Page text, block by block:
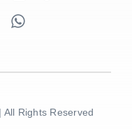
Rights Reserved